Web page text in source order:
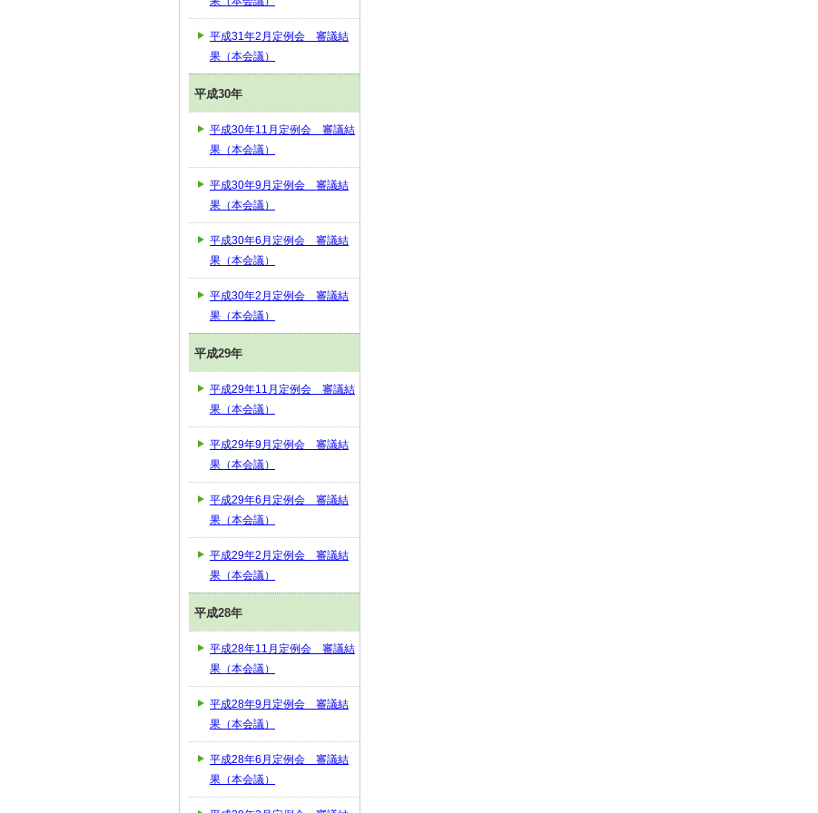
平成31年2月定例会 審議結
果（本会議）
平成30年
平成30年11月定例会 審議結
果（本会議）
平成30年9月定例会 審議結
果（本会議）
平成30年6月定例会 審議結
果（本会議）
平成30年2月定例会 審議結
果（本会議）
平成29年
平成29年11月定例会 審議結
果（本会議）
平成29年9月定例会 審議結
果（本会議）
平成29年6月定例会 審議結
果（本会議）
平成29年2月定例会 審議結
果（本会議）
平成28年
平成28年11月定例会 審議結
果（本会議）
平成28年9月定例会 審議結
果（本会議）
平成28年6月定例会 審議結
果（本会議）